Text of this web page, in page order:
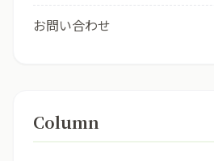
お問い合わせ
Column